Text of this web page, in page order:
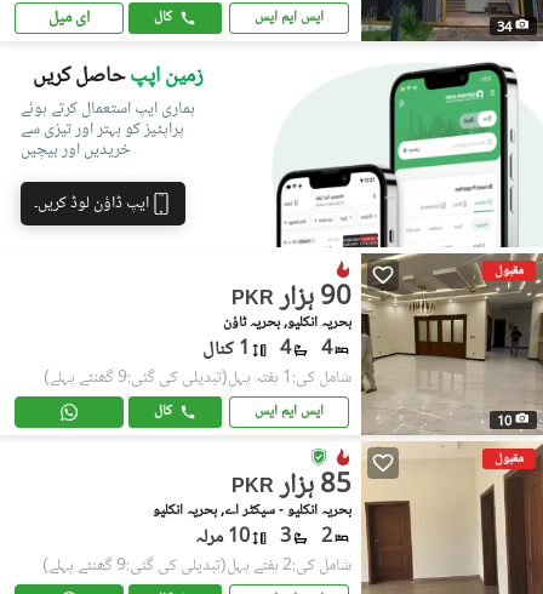
34 ایس ایم ایس کال ای میل
زمین اپپحاصل کریں
ہماری ایپ استعمال کرتے ہوئے
پراپٹیز کو بہتر اور تیزی سے
خریدیں اور بیچیں
ایپ ڈاؤن لوڈ کریں۔
مقبول
10
PKR 90 ہزار
بحریہ انکلیو, بحریہ ٹاؤن
4
4 1 کنال
شامل کی:1 ہفتہ پہل (تبدیلی کی گئی:9 گھنٹے پہلے)
ایس ایم ایس کال
مقبول
PKR 85 ہزار
بحریہ انکلیو - سیکٹر اے, بحریہ انکلیو
2
3 10 مرلہ
شامل کی:2 ہفتے پہل (تبدیلی کی گئی:9 گھنٹے پہلے)